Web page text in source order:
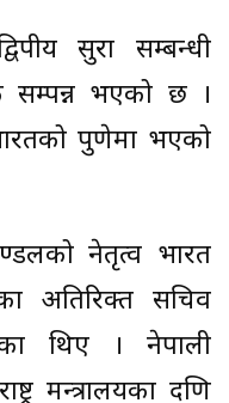
सुरक्षा सम्बन्धी
सम्पन्न भएको छ ।
पुणेमा भएको
नेतृत्व भारत
अतिरिक्त सचिव
थिए । नेपाली
मन्त्रालयका दक्षिण